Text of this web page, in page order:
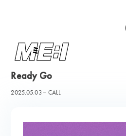
Ready Go
2025.05.03 CALL